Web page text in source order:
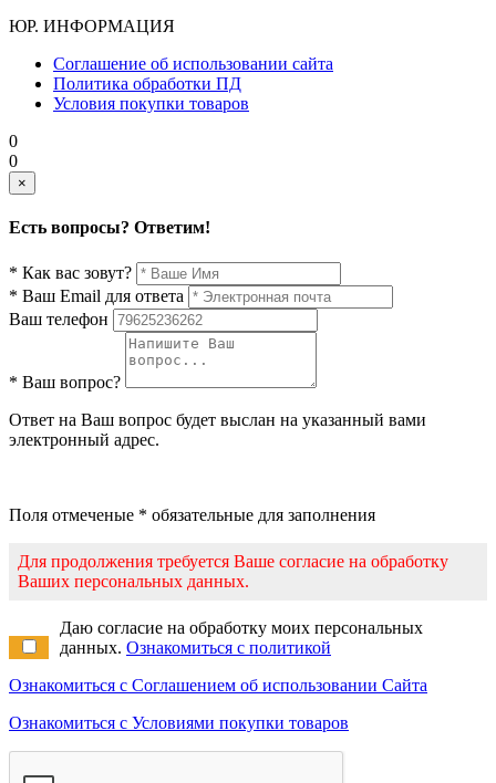
ЮР. ИНФОРМАЦИЯ
Соглашение об использовании сайта
Политика обработки ПД
Условия покупки товаров
0
0
×
Есть вопросы? Ответим!
* Как вас зовут?
* Ваш Email для ответа
Ваш телефон
* Ваш вопрос?
Ответ на Ваш вопрос будет выслан на указанный вами
электронный адрес.
Поля отмеченые * обязательные для заполнения
Для продолжения требуется Ваше согласие на обработку
Ваших персональных данных.
Даю согласие на обработку моих персональных
данных. Ознакомиться с политикой
Ознакомиться с Соглашением об использовании Сайта
Ознакомиться с Условиями покупки товаров